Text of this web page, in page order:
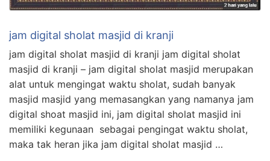
jam digital sholat masjid di kranji
jam digital sholat masjid di kranji jam digital sholat
masjid di kranji – jam digital sholat masjid merupakan
alat untuk mengingat waktu sholat, sudah banyak
masjid masjid yang memasangkan yang namanya jam
digital shoat masjid ini, jam digital sholat masjid ini
memiliki kegunaan sebagai pengingat waktu sholat,
maka tak heran jika jam digital sholat masjid …